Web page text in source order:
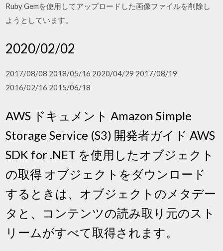
Ruby Gemを使用してアップロードした画像ファイルを削除し
ようとしています。
2020/02/02
2017/08/08 2018/05/16 2020/04/29 2017/08/19
2016/02/16 2015/06/18
AWS ドキュメント Amazon Simple
Storage Service (S3) 開発者ガイド AWS
SDK for .NET を使用したオブジェクト
の取得 オブジェクトをダウンロード
するときは、オブジェクトのメタデー
タと、コンテンツの読み取り元のスト
リームがすべて取得されます。